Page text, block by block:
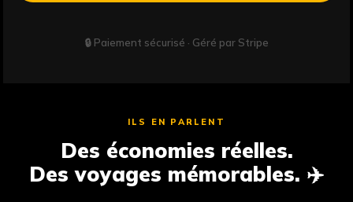
🔒 Paiement sécurisé · Géré par Stripe
ILS EN PARLENT
Des économies réelles.
Des voyages mémorables. ✈️